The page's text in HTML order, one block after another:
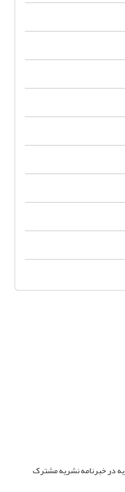
در خبرنامه نشریه مشترک